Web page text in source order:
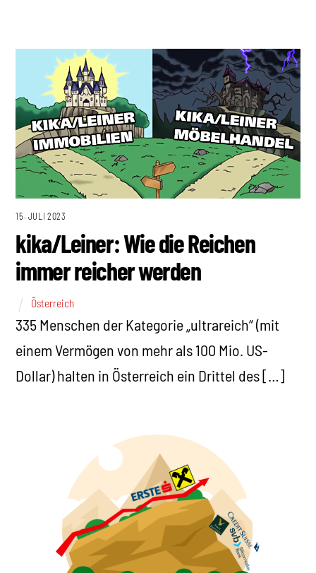
15. JULI 2023
kika/Leiner: Wie die Reichen
immer reicher werden
Österreich
335 Menschen der Kategorie „ultrareich“ (mit
einem Vermögen von mehr als 100 Mio. US-
Dollar) halten in Österreich ein Drittel des […]